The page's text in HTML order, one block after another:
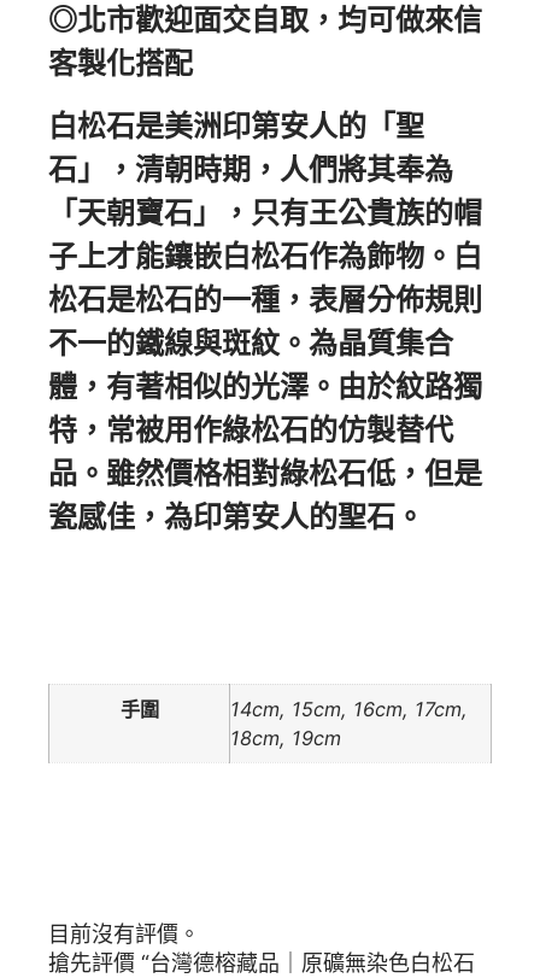
◎北市歡迎面交自取，均可做來信
客製化搭配
白松石是美洲印第安人的「聖
石」，清朝時期，人們將其奉為
「天朝寶石」，只有王公貴族的帽
子上才能鑲嵌白松石作為飾物。白
松石是松石的一種，表層分佈規則
不一的鐵線與斑紋。為晶質集合
體，有著相似的光澤。由於紋路獨
特，常被用作綠松石的仿製替代
品。雖然價格相對綠松石低，但是
瓷感佳，為印第安人的聖石。
手圍
14cm, 15cm, 16cm, 17cm,
18cm, 19cm
目前沒有評價。
搶先評價 “台灣德榕藏品｜原礦無染色白松石